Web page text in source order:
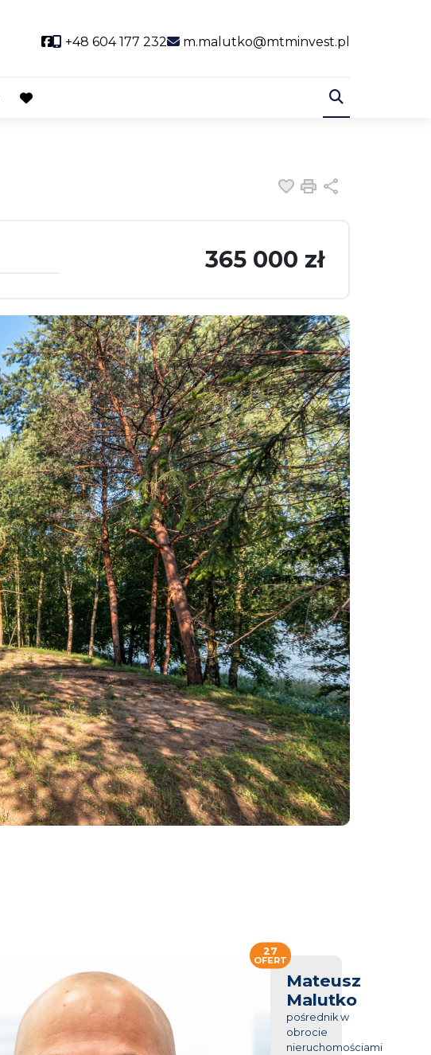
Social link
+48 604 177 232 m.malutko@mtminvest.pl
favorite
Dodaj do
Drukuj
365 000 zł
Mateusz
Malutko
pośrednik w
obrocie
nieruchomościami
27
OFERT